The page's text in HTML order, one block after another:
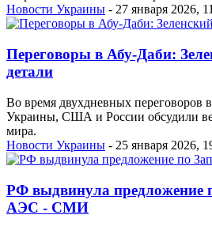
Новости Украины - 27 января 2026,
Переговоры в Абу-Даби:
детали
Во время двухдневных переговоров
Украины, США и России обсудили
мира.
Новости Украины - 25 января 2026,
РФ выдвинула предложение
АЭС - СМИ